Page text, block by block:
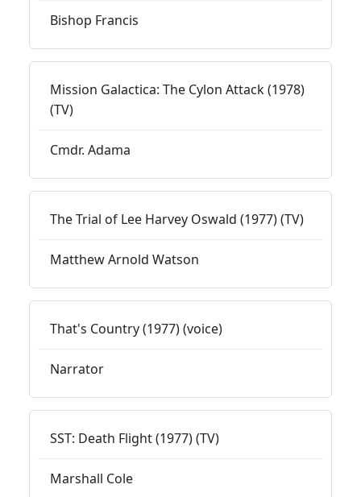
Bishop Francis
Mission Galactica: The Cylon Attack (1978)
(TV)
Cmdr. Adama
The Trial of Lee Harvey Oswald (1977) (TV)
Matthew Arnold Watson
That's Country (1977) (voice)
Narrator
SST: Death Flight (1977) (TV)
Marshall Cole